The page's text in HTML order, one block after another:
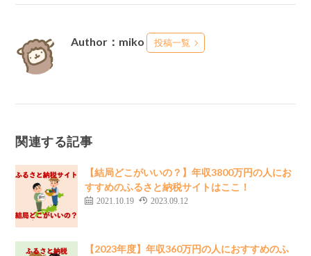
Author：miko 投稿一覧
関連する記事
【結局どこがいいの？】年収3800万円の人にお
すすめのふるさと納税サイトはここ！
2021.10.19 2023.09.12
【2023年度】年収360万円の人におすすめのふ